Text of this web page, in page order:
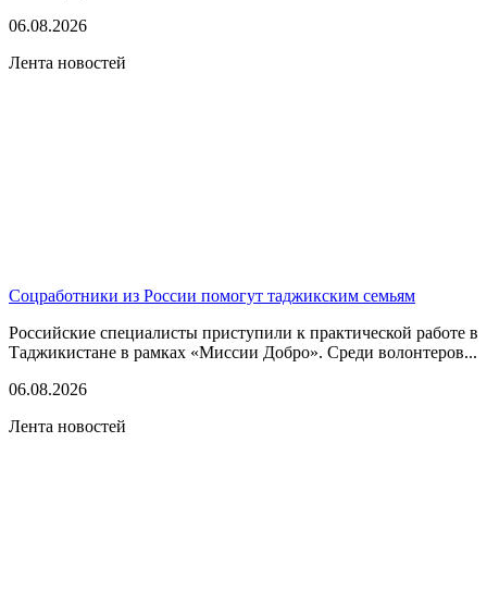
06.08.2026
Лента новостей
Соцработники из России помогут таджикским семьям
Российские специалисты приступили к практической работе в
Таджикистане в рамках «Миссии Добро». Среди волонтеров...
06.08.2026
Лента новостей